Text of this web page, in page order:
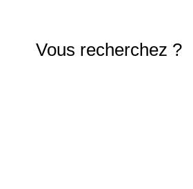
Vous recherchez ?